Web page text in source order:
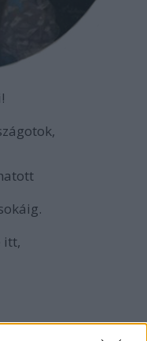
itt,